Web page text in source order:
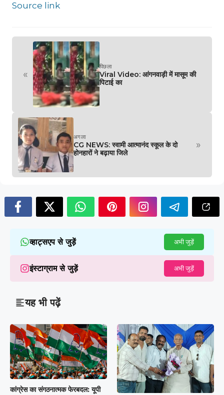
Source link
«
पिछला
Viral Video: आंगनवाड़ी में मासूम की
पिटाई का
अगला
CG NEWS: स्वामी आत्मानंद स्कूल के दो
होनहारों ने बढ़ाया जिले
»
व्हाट्सएप से जुड़ें अभी जुड़ें
इंस्टाग्राम से जुड़ें अभी जुड़ें
यह भी पढ़ें
कांग्रेस का संगठनात्मक फेरबदल: यूपी